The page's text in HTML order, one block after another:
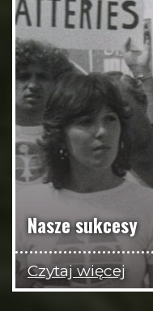
Nasze sukcesy
Czytaj więcej